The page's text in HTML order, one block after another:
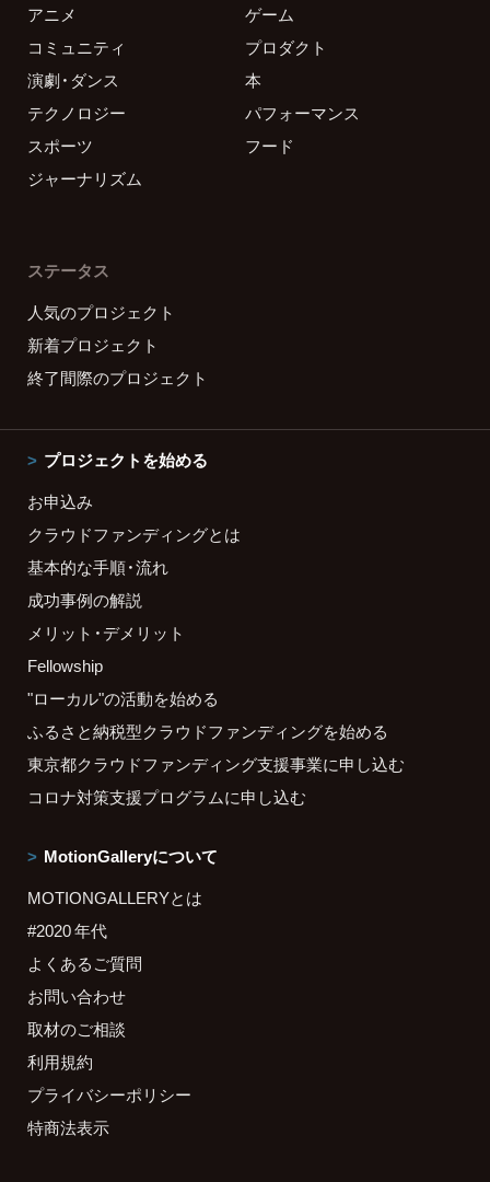
アニメ
ゲーム
コミュニティ
プロダクト
演劇・ダンス
本
テクノロジー
パフォーマンス
スポーツ
フード
ジャーナリズム
ステータス
人気のプロジェクト
新着プロジェクト
終了間際のプロジェクト
プロジェクトを始める
お申込み
クラウドファンディングとは
基本的な手順・流れ
成功事例の解説
メリット・デメリット
Fellowship
"ローカル"の活動を始める
ふるさと納税型クラウドファンディングを始める
東京都クラウドファンディング支援事業に申し込む
コロナ対策支援プログラムに申し込む
MotionGalleryについて
MOTIONGALLERYとは
#2020 年代
よくあるご質問
お問い合わせ
取材のご相談
利用規約
プライバシーポリシー
特商法表示